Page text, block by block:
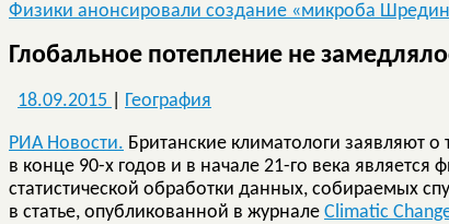
Физики анонсировали создание «микроба
Глобальное потепление не
18.09.2015 География
РИА Новости. Британские климатологи заявляют
в конце 90-х годов и в начале 21-го века
статистической обработки данных, собираемых
в статье, опубликованной в журнале Climatic